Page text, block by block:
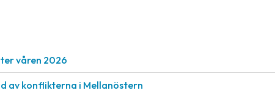
våren 2026
av konflikterna i Mellanöstern